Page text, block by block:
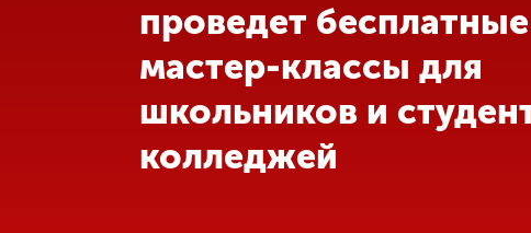
Обучение
проведет бесплатные
мастер-классы для
школьников и
колледжей